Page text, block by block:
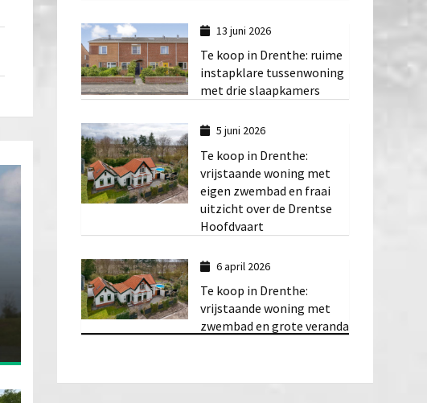
13 juni 2026
Te koop in Drenthe: ruime
instapklare tussenwoning
met drie slaapkamers
5 juni 2026
Te koop in Drenthe:
vrijstaande woning met
eigen zwembad en fraai
uitzicht over de Drentse
Hoofdvaart
6 april 2026
Te koop in Drenthe:
vrijstaande woning met
zwembad en grote veranda